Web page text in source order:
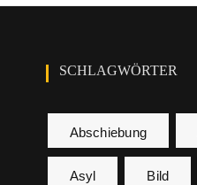
SCHLAGWÖRTER
Abschiebung
Asyl Bild